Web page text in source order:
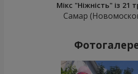
Мікс "Ніжність" із 21
Самар